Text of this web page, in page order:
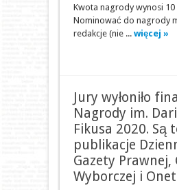
Kwota nagrody wynosi 10
Nominować do nagrody
redakcje (nie ... więcej »
Jury wyłoniło
Nagrody im.
Fikusa 2020. Są
publikacje
Gazety Prawnej,
Wyborczej i